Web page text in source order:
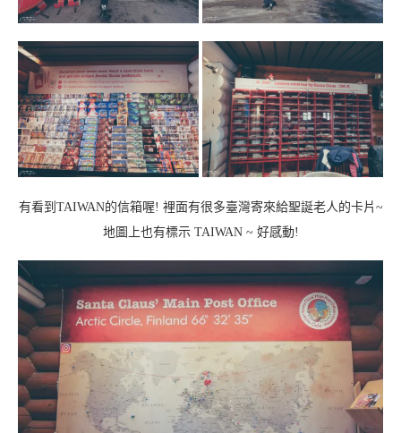
有看到TAIWAN的信箱喔! 裡面有很多臺灣寄來給聖誕老人的卡片~
地圖上也有標示 TAIWAN ~ 好感動!